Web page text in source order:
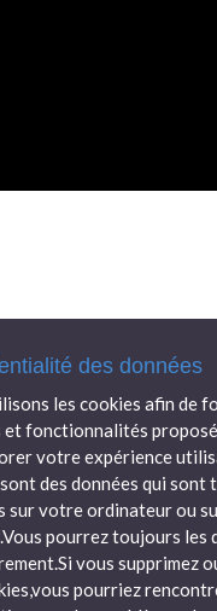
OUTILS
Nos réalisations
Recrutement
Contactez-nous
des données
les cookies afin de
et fonctionnalités
votre expérience
des données qui sont
sur votre ordinateur ou
pourrez toujours les
vous supprimez
pourriez